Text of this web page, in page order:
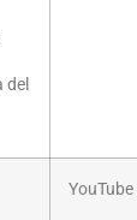
del
YouTube